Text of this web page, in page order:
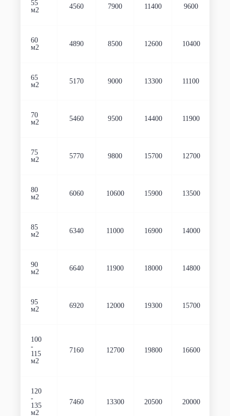
55
м2
4560 7900 11400 9600
60
м2
4890 8500 12600 10400
65
м2
5170 9000 13300 11100
70
м2
5460 9500 14400 11900
75
м2
5770 9800 15700 12700
80
м2
6060 10600 15900 13500
85
м2
6340 11000 16900 14000
90
м2
6640 11900 18000 14800
95
м2
6920 12000 19300 15700
100
-
115
м2
7160 12700 19800 16600
120
-
135
м2
7460 13300 20500 20000